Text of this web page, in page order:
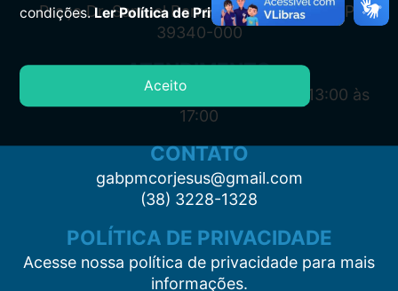
Praça Dr. Samuel Barreto, s/n, Centro CEP:
39340-000
ATENDIMENTO
Segunda à Sexta: 7:00 às 11:00 e das 13:00 às
17:00
CONTATO
gabpmcorjesus@gmail.com
(38) 3228-1328
POLÍTICA DE PRIVACIDADE
Acesse nossa política de privacidade para mais
informações.
condições.Ler Política de Privacidade.
Aceito